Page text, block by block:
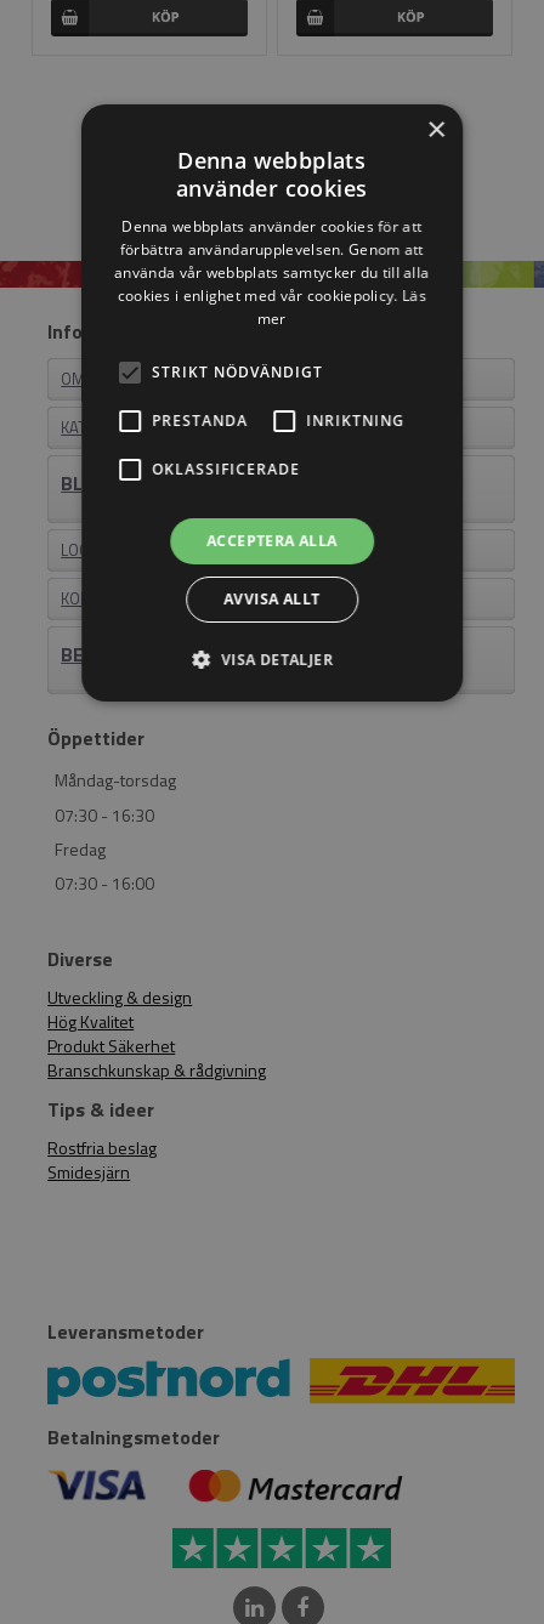
Information
OM EASYSTEEL
KATALOGER
BLI ÅTERFÖRSÄLJARE
LOGIN
KONTAKT
BEHÖVER DU HJÄLP? RING 011-18 23 23
Öppettider
Måndag-torsdag
07:30 - 16:30
Fredag
07:30 - 16:00
Diverse
Utveckling & design
Hög Kvalitet
Produkt Säkerhet
Branschkunskap & rådgivning
Tips & ideer
Rostfria beslag
Smidesjärn
Leveransmetoder
Betalningsmetoder
×
Denna webbplats
använder cookies
Denna webbplats använder cookies för att
förbättra användarupplevelsen. Genom att
använda vår webbplats samtycker du till alla
cookies i enlighet med vår cookiepolicy. Läs
mer
STRIKT NÖDVÄNDIGT
PRESTANDA INRIKTNING
OKLASSIFICERADE
ACCEPTERA ALLA
AVVISA ALLT
VISA DETALJER